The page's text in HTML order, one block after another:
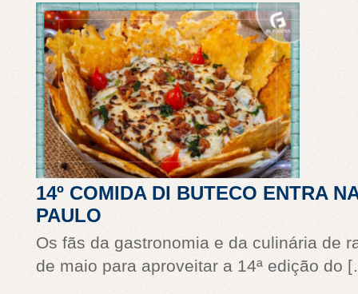
14º COMIDA DI BUTECO ENTRA
PAULO
Os fãs da gastronomia e da culinária de
de maio para aproveitar a 14ª edição do